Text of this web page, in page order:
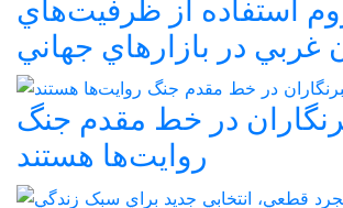
استفاده از ظرفيت‌هاي
غربي در بازارهاي جهاني
در خط مقدم جنگ
روايت‌ها هستند